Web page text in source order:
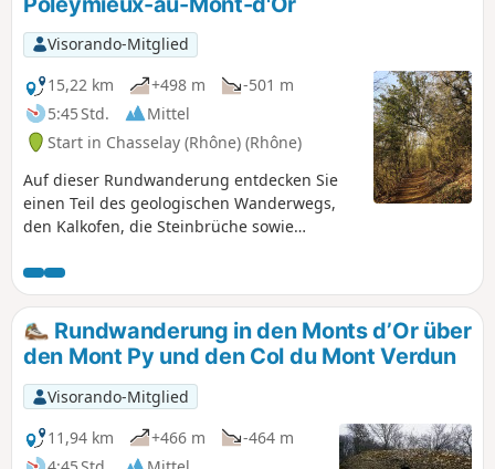
Visorando-Mitglied
15,22 km
+498 m
-501 m
5:45 Std.
Mittel
Start in Chasselay (Rhône) (Rhône)
Auf dieser Rundwanderung entdecken Sie
einen Teil des geologischen Wanderwegs,
den Kalkofen, die Steinbrüche sowie
den Bauern als Unterschlupf dienten und
nach dem letzten Krieg teilweise als
Wohnraum genutzt wurden, bis eine neue
Unterkunft gefunden war. Achtung, bei
feuchtem Wetter sind einige Passagen
schlammig und rutschig.
Rundwanderung in den Monts d’Or über
den Mont Py und den Col du Mont Verdun
Visorando-Mitglied
11,94 km
+466 m
-464 m